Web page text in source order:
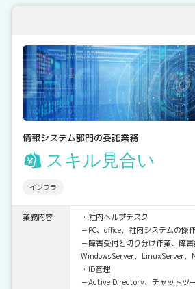
情報システム部門の委託業務
スキル見合い
インフラ
業務内容
・社内ヘルプデスク
－PC、office、社内システムの操
－障害受付と切り分け作業、障
WindowsServer、LinuxServer、
・ID管理
－Active Directory、チャット